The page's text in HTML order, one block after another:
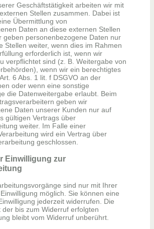
Geschäftstätigkeit arbeiten wir mit
Stellen zusammen. Dabei ist
Übermittlung von
Daten an diese externen Stellen
geben personenbezogene Daten nur
Stellen weiter, wenn dies im Rahmen
erforderlich ist, wenn wir
verpflichtet sind (z. B. Weitergabe von
wenn wir ein berechtigtes
6 Abs. 1 lit. f DSGVO an der
oder wenn eine sonstige
die Datenweitergabe erlaubt. Beim
geben wir
Daten unserer Kunden nur auf
gültigen Vertrags über
weiter. Im Falle einer
wird ein Vertrag über
geschlossen.
Einwilligung zur
sind nur mit Ihrer
möglich. Sie können eine
jederzeit widerrufen. Die
der bis zum Widerruf erfolgten
bleibt vom Widerruf unberührt.